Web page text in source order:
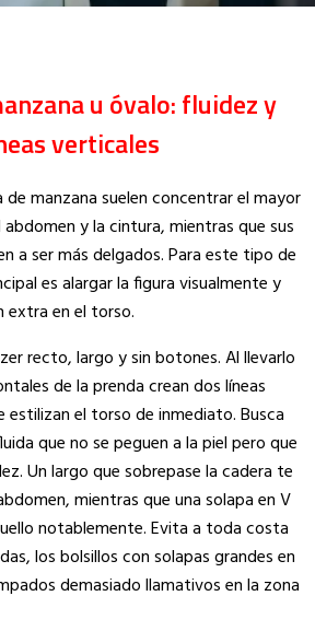
u óvalo: fluidez y
verticales
de manzana suelen concentrar el mayor
y la cintura, mientras que sus
a ser más delgados. Para este tipo de
es alargar la figura visualmente y
extra en el torso.
recto, largo y sin botones. Al llevarlo
de la prenda crean dos líneas
estilizan el torso de inmediato. Busca
que no se peguen a la piel pero que
Un largo que sobrepase la cadera te
mientras que una solapa en V
notablemente. Evita a toda costa
los bolsillos con solapas grandes en
demasiado llamativos en la zona